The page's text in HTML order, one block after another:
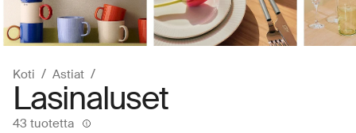
Koti Astiat
Lasinaluset
43 tuotetta